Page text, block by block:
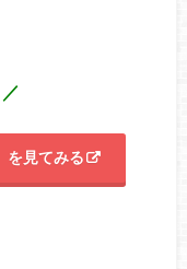
を見てみる